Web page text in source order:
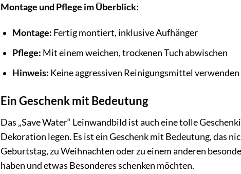
Montage und Pflege im Überblick:
Montage: Fertig montiert, inklusive Aufhänger
Pflege: Mit einem weichen, trockenen Tuch abwischen
Hinweis: Keine aggressiven Reinigungsmittel verwenden
Ein Geschenk mit Bedeutung
Das „Save Water“ Leinwandbild ist auch eine tolle
Dekoration legen. Es ist ein Geschenk mit Bedeutung, das
Geburtstag, zu Weihnachten oder zu einem anderen
haben und etwas Besonderes schenken möchten.